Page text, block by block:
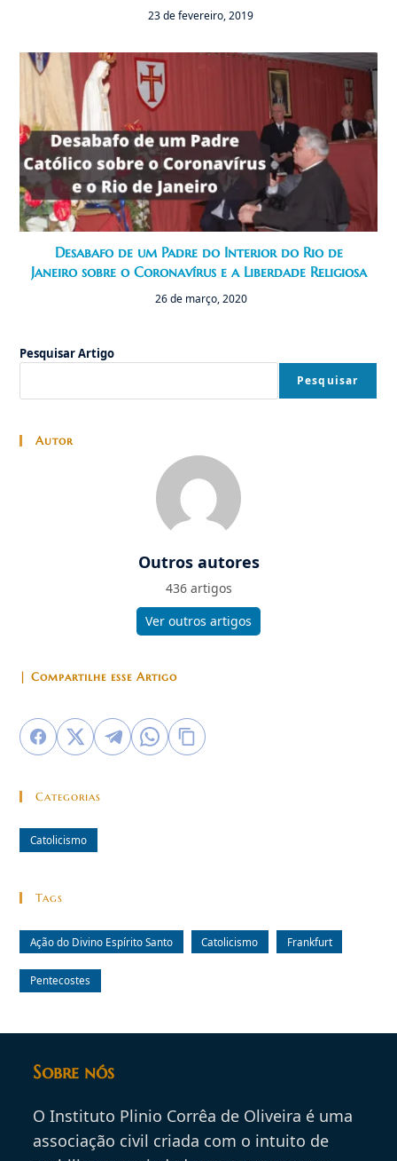
23 de fevereiro, 2019
Desabafo de um Padre do Interior do Rio de
Janeiro sobre o Coronavírus e a Liberdade Religiosa
26 de março, 2020
Pesquisar Artigo
Pesquisar
Autor
Outros autores
436 artigos
Ver outros artigos
| Compartilhe esse Artigo
Categorias
Catolicismo
Tags
Ação do Divino Espírito Santo Catolicismo Frankfurt
Pentecostes
Sobre nós
O Instituto Plinio Corrêa de Oliveira é uma
associação civil criada com o intuito de